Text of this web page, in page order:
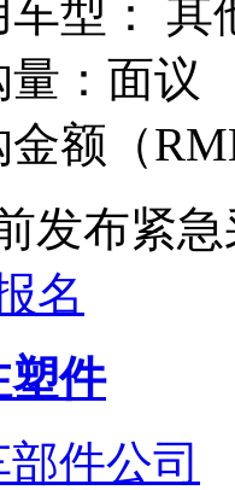
型：
其
： 面议
额（
发布紧
名
塑件
件公司